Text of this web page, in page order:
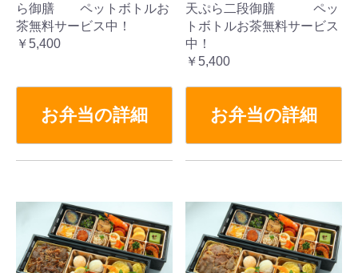
ら御膳 ペットボトルお
茶無料サービス中！
￥5,400
お弁当の詳細
天ぷら二段御膳 ペッ
トボトルお茶無料サービス
中！
￥5,400
お弁当の詳細